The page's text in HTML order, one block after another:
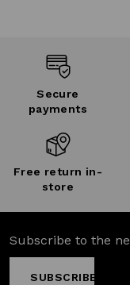
Secure
payments
Free return in-
store
Subscribe to the
SUBSCRIBE